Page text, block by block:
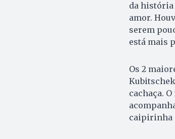
da história
amor.
serem
está mais
Os 2
Kubitschek
cachaça.
caipirinha